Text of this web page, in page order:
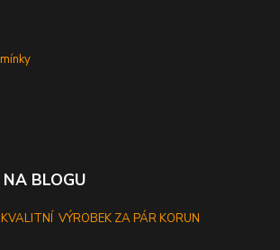
NA BLOGU
VÝROBEK ZA PÁR KORUN